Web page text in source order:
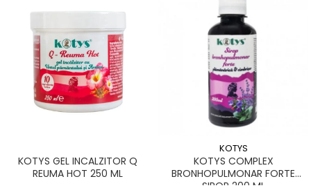
KOTYS GEL INCALZITOR Q
REUMA HOT 250 ML
KOTYS
KOTYS COMPLEX
BRONHOPULMONAR FORTE